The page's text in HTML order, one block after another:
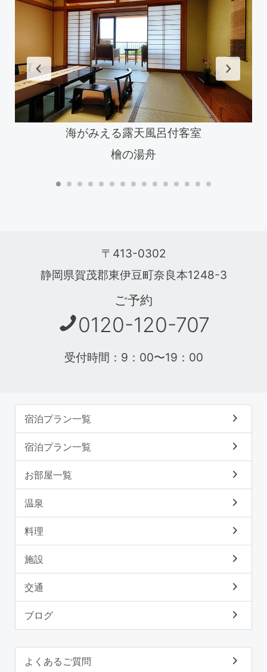
海がみえる露天風呂付客室
檜の湯舟
〒413-0302
静岡県賀茂郡東伊豆町奈良本1248-3
ご予約
0120-120-707
受付時間：9：00〜19：00
宿泊プラン一覧
宿泊プラン一覧
お部屋一覧
温泉
料理
施設
交通
ブログ
よくあるご質問